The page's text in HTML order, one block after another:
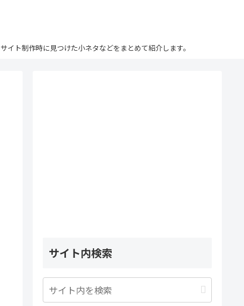
ト制作時に見つけた小ネタなどをまとめて紹介します。
サイト内検索